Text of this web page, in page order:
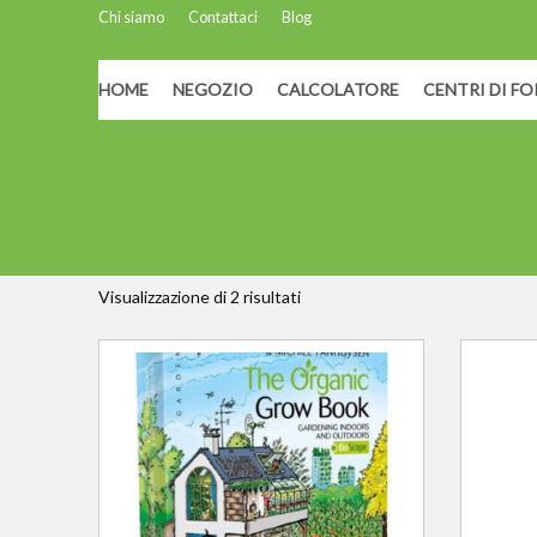
Chi siamo Contattaci Blog
HOME NEGOZIO CALCOLATORE CENTRI DI
Visualizzazione di 2 risultati